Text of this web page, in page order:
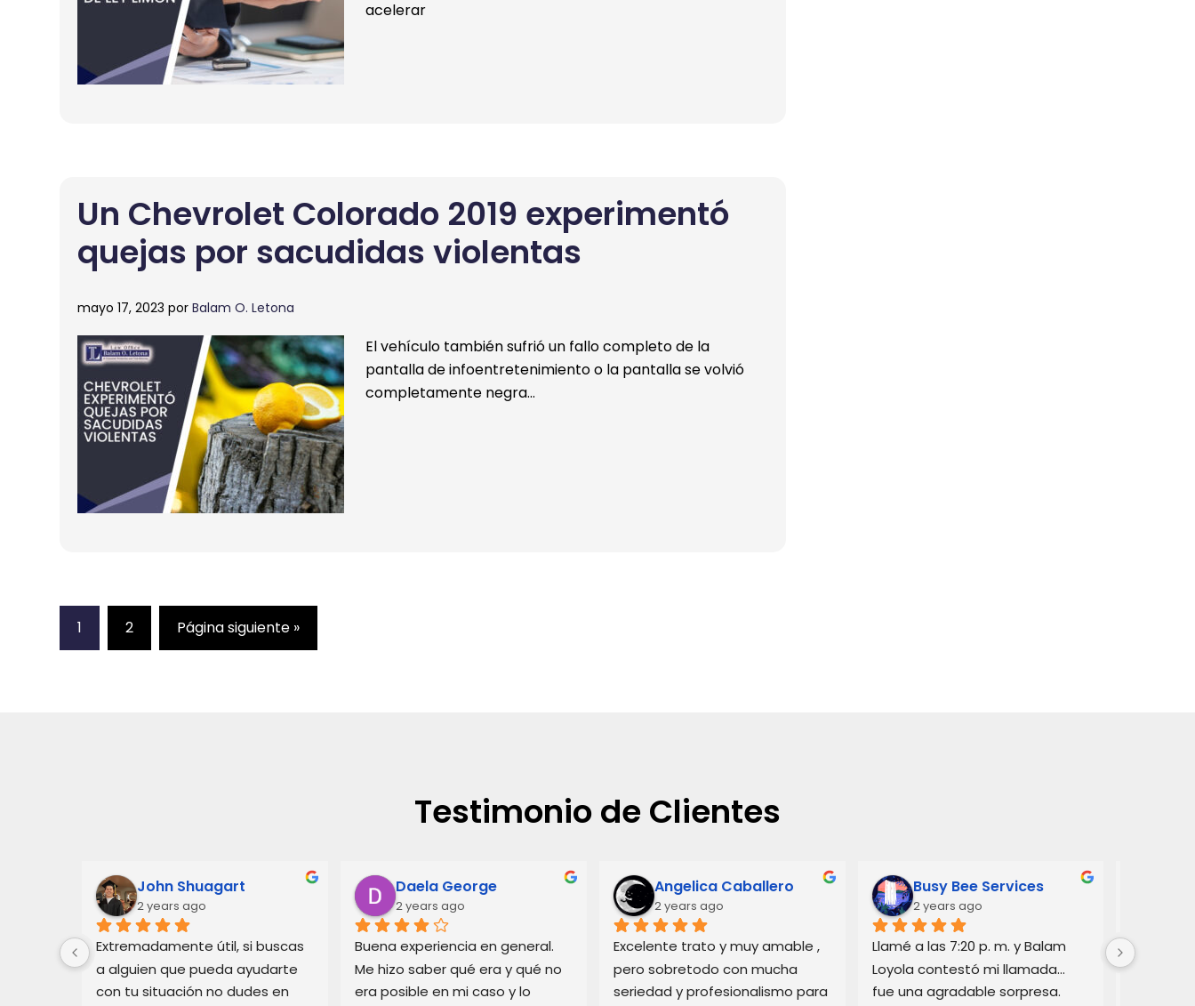
acelerar
Un Chevrolet Colorado 2019 experimentó
quejas por sacudidas violentas
mayo 17, 2023 porBalam O. Letona
El vehículo también sufrió un fallo completo de la
pantalla de infoentretenimiento o la pantalla se volvió
completamente negra…
1 2 Página siguiente »
Testimonio de Clientes
John Shuagart
2 years ago
Extremadamente útil, si buscas
a alguien que pueda ayudarte
con tu situación no dudes en
Daela George
2 years ago
Buena experiencia en general.
Me hizo saber qué era y qué no
era posible en mi caso y lo
Angelica Caballero
2 years ago
Excelente trato y muy amable ,
pero sobretodo con mucha
seriedad y profesionalismo para
Busy Bee Services
2 years ago
Llamé a las 7:20 p. m. y Balam
Loyola contestó mi llamada…
fue una agradable sorpresa.
Balam
consejos